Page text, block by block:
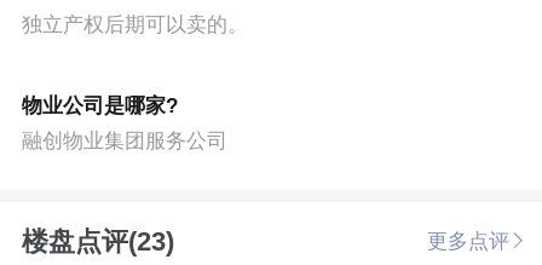
独立产权后期可以卖的。
物业公司是哪家?
融创物业集团服务公司
楼盘点评(23) 更多点评